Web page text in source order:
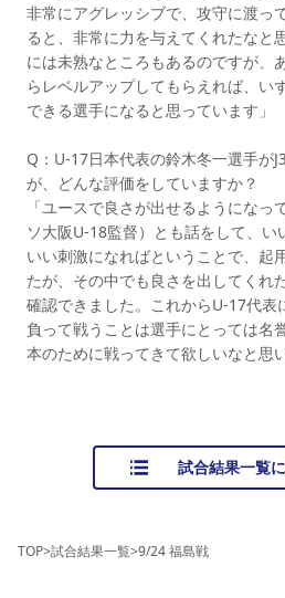
非常にアグレッシブで、攻守に渡っ
ると、非常に力を与えてくれたなと
には未熟なところもあるのですが、
らレベルアップしてもらえれば、い
できる選手になると思っています」
Q：U-17日本代表の鈴木冬一選手が
が、どんな評価をしていますか？
「ユースで良さが出せるようになっ
ソ大阪U-18監督）とも話をして、い
いい刺激になればということで、起
たが、その中でも良さを出してくれ
確認できました。これからU-17代表
負って戦うことは選手にとっては名
本のために戦ってきて欲しいなと思
試合結果一覧
TOP>試合結果一覧>9/24 福島戦